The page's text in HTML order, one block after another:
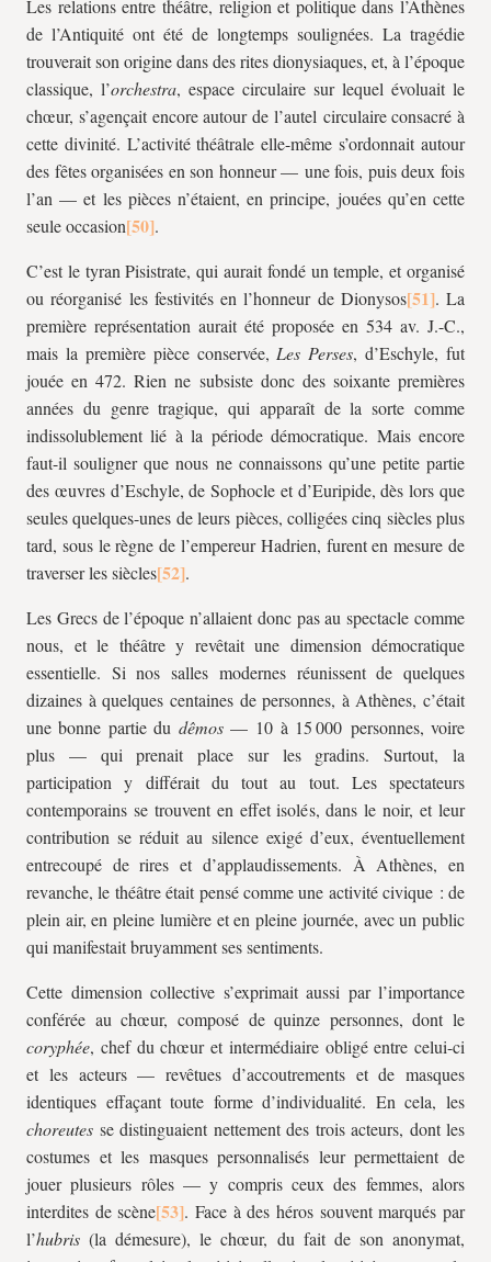
Les relations entre théâtre, religion et politique dans l’Athènes
de l’Antiquité ont été de longtemps soulignées. La tragédie
trouverait son origine dans des rites dionysiaques, et, à l’époque
classique, l’orchestra, espace circulaire sur lequel évoluait le
chœur, s’agençait encore autour de l’autel circulaire consacré à
cette divinité. L’activité théâtrale elle-même s’ordonnait autour
des fêtes organisées en son honneur — une fois, puis deux fois
l’an — et les pièces n’étaient, en principe, jouées qu’en cette
seule occasion
.
C’est le tyran Pisistrate, qui aurait fondé un temple, et organisé
ou réorganisé les festivités en l’honneur de Dionysos
. La
première représentation aurait été proposée en 534 av. J.-C.,
mais la première pièce conservée, Les Perses, d’Eschyle, fut
jouée en 472. Rien ne subsiste donc des soixante premières
années du genre tragique, qui apparaît de la sorte comme
indissolublement lié à la période démocratique. Mais encore
faut-il souligner que nous ne connaissons qu’une petite partie
des œuvres d’Eschyle, de Sophocle et d’Euripide, dès lors que
seules quelques-unes de leurs pièces, colligées cinq siècles plus
tard, sous le règne de l’empereur Hadrien, furent en mesure de
traverser les siècles
.
Les Grecs de l’époque n’allaient donc pas au spectacle comme
nous, et le théâtre y revêtait une dimension démocratique
essentielle. Si nos salles modernes réunissent de quelques
dizaines à quelques centaines de personnes, à Athènes, c’était
une bonne partie du dêmos— 10 à 15 000 personnes, voire
plus — qui prenait place sur les gradins. Surtout, la
participation y différait du tout au tout. Les spectateurs
contemporains se trouvent en effet isolés, dans le noir, et leur
contribution se réduit au silence exigé d’eux, éventuellement
entrecoupé de rires et d’applaudissements. À Athènes, en
revanche, le théâtre était pensé comme une activité civique : de
plein air, en pleine lumière et en pleine journée, avec un public
qui manifestait bruyamment ses sentiments.
Cette dimension collective s’exprimait aussi par l’importance
conférée au chœur, composé de quinze personnes, dont le
coryphée, chef du chœur et intermédiaire obligé entre celui-ci
et les acteurs — revêtues d’accoutrements et de masques
identiques effaçant toute forme d’individualité. En cela, les
choreutes se distinguaient nettement des trois acteurs, dont les
costumes et les masques personnalisés leur permettaient de
jouer plusieurs rôles — y compris ceux des femmes, alors
interdites de scène
. Face à des héros souvent marqués par
l’hubris (la démesure), le chœur, du fait de son anonymat,